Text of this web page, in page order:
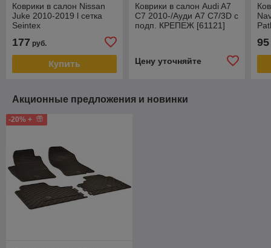
Коврики в салон Nissan
Juke 2010-2019 l сетка
Seintex
177 руб.
Купить
Коврики в салон Audi A7
C7 2010-/Ауди А7 С7/3D с
подп. КРЕПЕЖ [61121]
Цену уточняйте
95
Акционные предложения и новинки
-20% +